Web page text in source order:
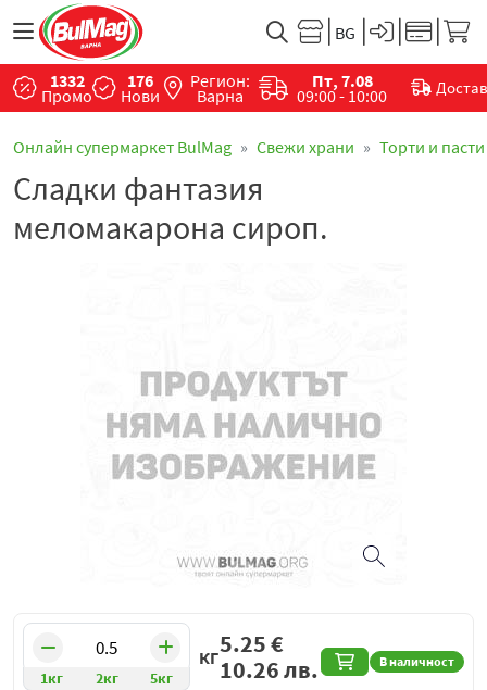
1332
Промо
176
Нови
Регион:
Варна
Пт, 7.08
09:00 - 10:00
Онлайн супермаркет BulMag Свежи храни Торти и пасти
Сладки фантазия
меломакарона сироп.
1кг 2кг 5кг
КГ В наличност
5.25€
10.26лв.